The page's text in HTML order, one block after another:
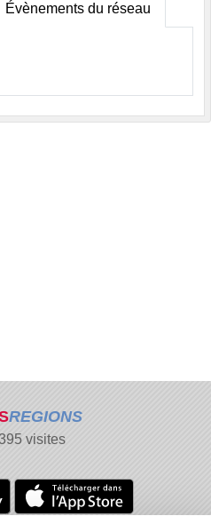
Évènements du réseau
REGIONS
visites